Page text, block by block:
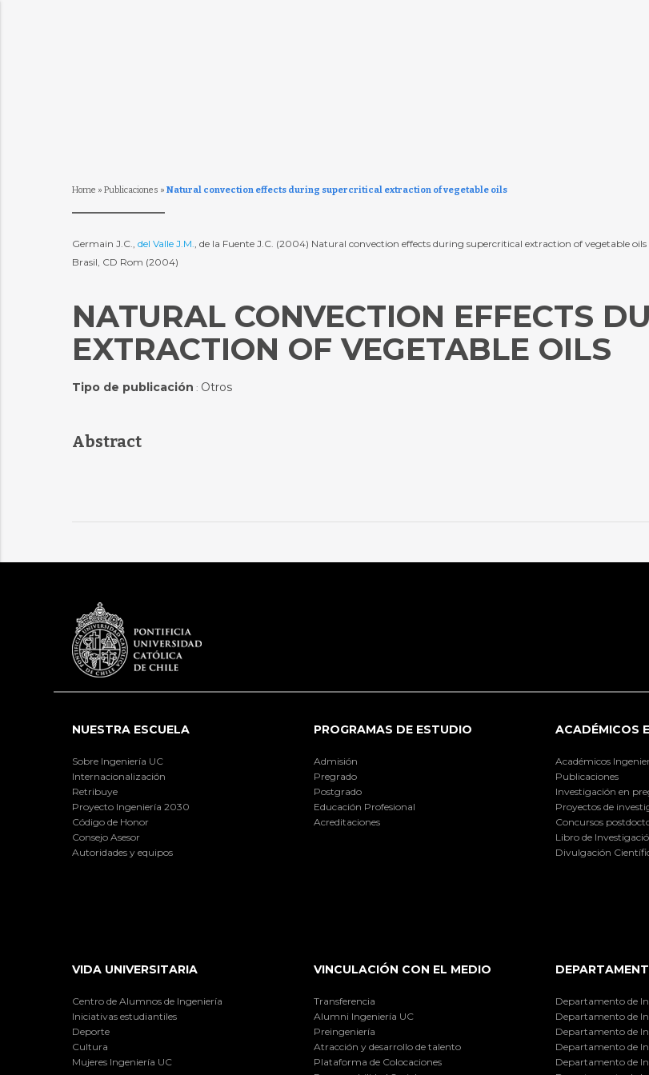
Home » Publicaciones » Natural convection effects during supercritical extraction of vegetable oils
Germain J.C., del Valle J.M., de la Fuente J.C. (2004) Natural convection effects during supercritical extraction of vegetable
Brasil, CD Rom (2004)
NATURAL CONVECTION EFFECTS
EXTRACTION OF VEGETABLE OILS
Tipo de publicación : Otros
Abstract
NUESTRA ESCUELA
Sobre Ingeniería UC
Internacionalización
Retribuye
Proyecto Ingeniería 2030
Código de Honor
Consejo Asesor
Autoridades y equipos
PROGRAMAS DE ESTUDIO
Admisión
Pregrado
Postgrado
Educación Profesional
Acreditaciones
ACADÉMICOS
Académicos
Publicaciones
Investigación en
Proyectos de
Concursos
Libro de
Divulgación
VIDA UNIVERSITARIA
Centro de Alumnos de Ingeniería
Iniciativas estudiantiles
Deporte
Cultura
Mujeres Ingeniería UC
VINCULACIÓN CON EL MEDIO
Transferencia
Alumni Ingeniería UC
Preingeniería
Atracción y desarrollo de talento
Plataforma de Colocaciones
Departamento de
Departamento de
Departamento de
Departamento de
Departamento de